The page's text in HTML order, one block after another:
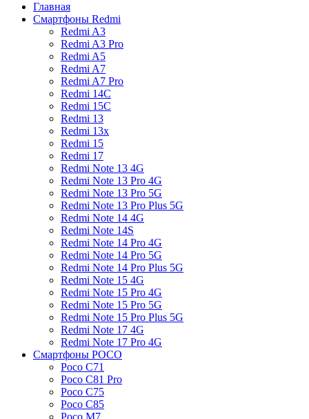
Главная
Смартфоны Redmi
Redmi A3
Redmi A3 Pro
Redmi A5
Redmi A7
Redmi A7 Pro
Redmi 14C
Redmi 15C
Redmi 13
Redmi 13x
Redmi 15
Redmi 17
Redmi Note 13 4G
Redmi Note 13 Pro 4G
Redmi Note 13 Pro 5G
Redmi Note 13 Pro Plus 5G
Redmi Note 14 4G
Redmi Note 14S
Redmi Note 14 Pro 4G
Redmi Note 14 Pro 5G
Redmi Note 14 Pro Plus 5G
Redmi Note 15 4G
Redmi Note 15 Pro 4G
Redmi Note 15 Pro 5G
Redmi Note 15 Pro Plus 5G
Redmi Note 17 4G
Redmi Note 17 Pro 4G
Смартфоны POCO
Poco C71
Poco C81 Pro
Poco C75
Poco C85
Poco M7